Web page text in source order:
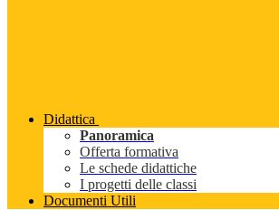
Didattica
Panoramica
Offerta formativa
Le schede didattiche
I progetti delle classi
Documenti Utili